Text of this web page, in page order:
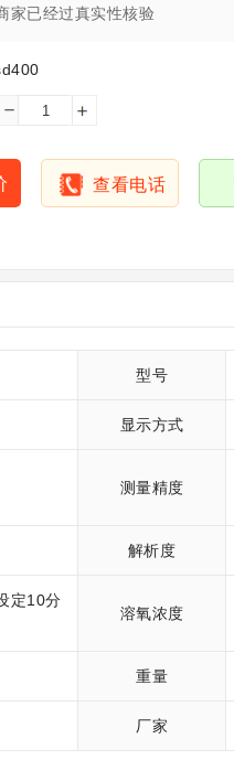
家已经过真实性核验
查看电话
型号
显示方式
测量精度
解析度
定10分
溶氧浓度
重量
厂家